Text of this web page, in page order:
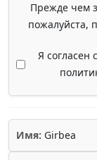
Прежде чем
пожалуйста,
Я согласен
Имя: Girbea